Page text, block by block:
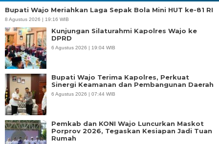
Bupati Wajo Meriahkan Laga Sepak Bola Mini HUT ke-81 RI
8 Agustus 2026 | 19:16 WIB
Kunjungan Silaturahmi Kapolres Wajo ke
DPRD
6 Agustus 2026 | 19:04 WIB
Bupati Wajo Terima Kapolres, Perkuat
Sinergi Keamanan dan Pembangunan Daerah
6 Agustus 2026 | 07:44 WIB
Pemkab dan KONI Wajo Luncurkan Maskot
Porprov 2026, Tegaskan Kesiapan Jadi Tuan
Rumah